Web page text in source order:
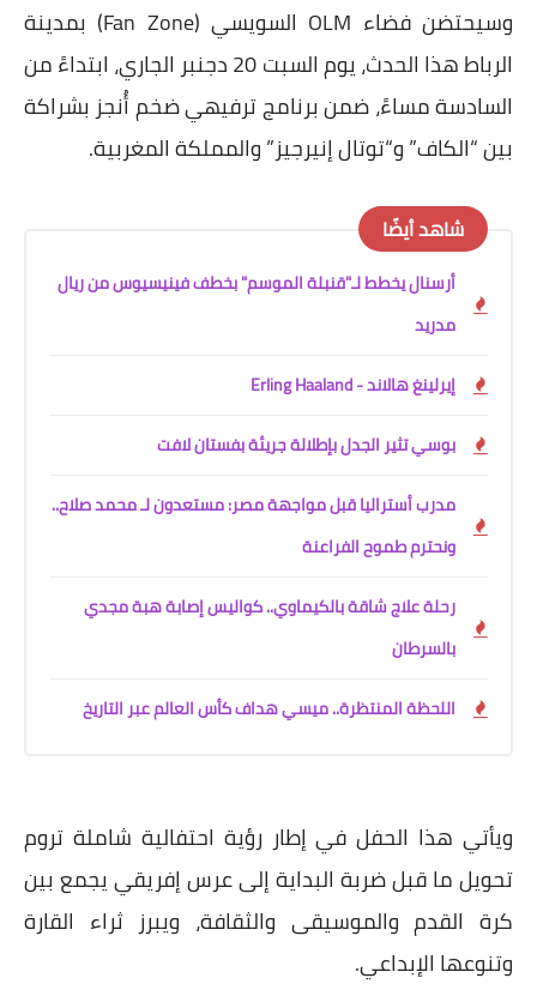
وسيحتضن فضاء OLM السويسي (Fan Zone) بمدينة
الرباط هذا الحدث، يوم السبت 20 دجنبر الجاري، ابتداءً من
السادسة مساءً، ضمن برنامج ترفيهي ضخم أُنجز بشراكة
بين “الكاف” و“توتال إنيرجيز” والمملكة المغربية.
شاهد أيضًا
أرسنال يخطط لـ"قنبلة الموسم" بخطف فينيسيوس من ريال
مدريد
إيرلينغ هالاند - Erling Haaland
بوسي تثير الجدل بإطلالة جريئة بفستان لافت
مدرب أستراليا قبل مواجهة مصر: مستعدون لـ محمد صلاح..
ونحترم طموح الفراعنة
رحلة علاج شاقة بالكيماوي.. كواليس إصابة هبة مجدي
بالسرطان
اللحظة المنتظرة.. ميسي هداف كأس العالم عبر التاريخ
ويأتي هذا الحفل في إطار رؤية احتفالية شاملة تروم
تحويل ما قبل ضربة البداية إلى عرس إفريقي يجمع بين
كرة القدم والموسيقى والثقافة، ويبرز ثراء القارة
وتنوعها الإبداعي.